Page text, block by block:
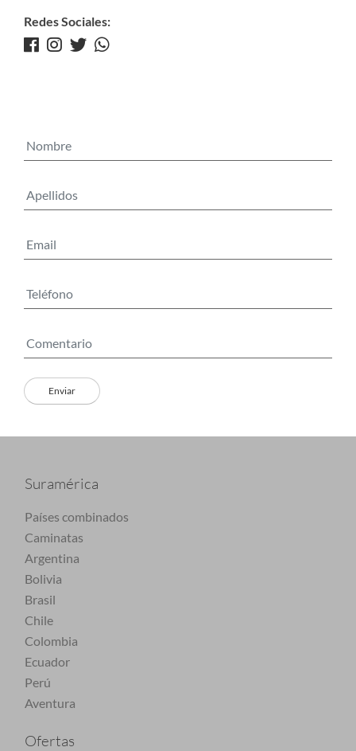
Redes Sociales:
Suramérica
Países combinados
Caminatas
Argentina
Bolivia
Brasil
Chile
Colombia
Ecuador
Perú
Aventura
Ofertas